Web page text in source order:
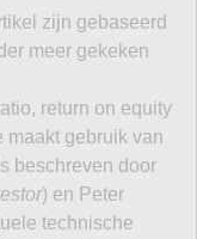
zijn gebaseerd
meer gekeken
return on equity
maakt gebruik van
beschreven door
) en Peter
technische